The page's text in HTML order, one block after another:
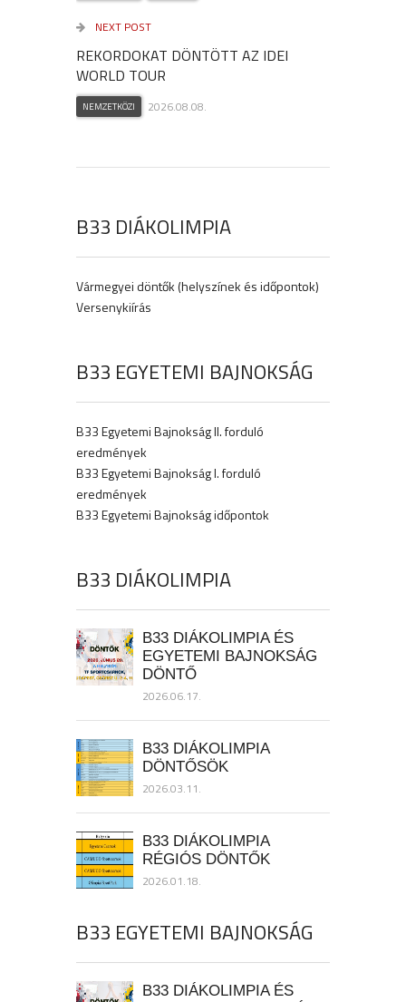
NEXT POST
REKORDOKAT DÖNTÖTT AZ IDEI
WORLD TOUR
NEMZETKÖZI 2026.08.08.
B33 DIÁKOLIMPIA
Vármegyei döntők (helyszínek és időpontok)
Versenykiírás
B33 EGYETEMI BAJNOKSÁG
B33 Egyetemi Bajnokság II. forduló
eredmények
B33 Egyetemi Bajnokság I. forduló
eredmények
B33 Egyetemi Bajnokság időpontok
B33 DIÁKOLIMPIA
B33 DIÁKOLIMPIA ÉS
EGYETEMI BAJNOKSÁG
DÖNTŐ
2026.06.17.
B33 DIÁKOLIMPIA
DÖNTŐSÖK
2026.03.11.
B33 DIÁKOLIMPIA
RÉGIÓS DÖNTŐK
2026.01.18.
B33 EGYETEMI BAJNOKSÁG
B33 DIÁKOLIMPIA ÉS